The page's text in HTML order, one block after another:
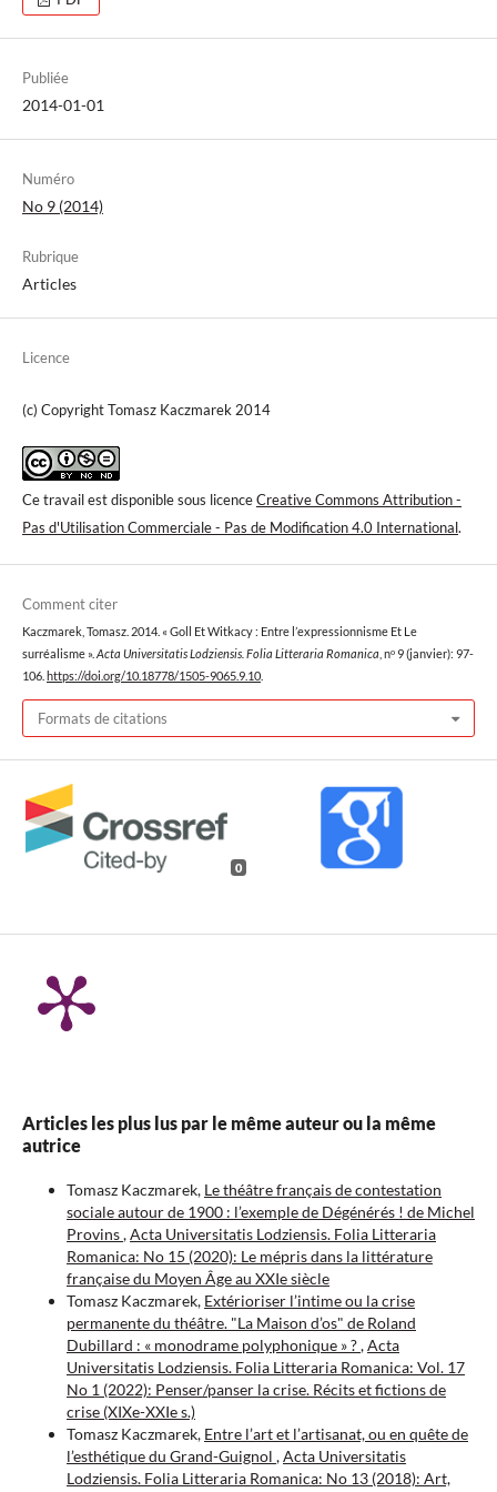
Publiée
2014-01-01
Numéro
No 9 (2014)
Rubrique
Articles
Licence
(c) Copyright Tomasz Kaczmarek 2014
Ce travail est disponible sous licenceCreative Commons Attribution -
Pas d'Utilisation Commerciale - Pas de Modification 4.0 International.
Comment citer
Kaczmarek, Tomasz. 2014. « Goll Et Witkacy : Entre l’expressionnisme Et Le
surréalisme ». Acta Universitatis Lodziensis. Folia Litteraria Romanica , nᵒ 9 (janvier): 97-
106. https://doi.org/10.18778/1505-9065.9.10
Formats de citations
0
Articles les plus lus par le même auteur ou la même
autrice
Tomasz Kaczmarek, Le théâtre français de contestation
sociale autour de 1900 : l’exemple de Dégénérés ! de Michel
Provins,Acta Universitatis Lodziensis. Folia Litteraria
Romanica: No 15 (2020): Le mépris dans la littérature
française du Moyen Âge au XXIe siècle
Tomasz Kaczmarek, Extérioriser l’intime ou la crise
permanente du théâtre. "La Maison d’os" de Roland
Dubillard : « monodrame polyphonique » ?,Acta
Universitatis Lodziensis. Folia Litteraria Romanica: Vol. 17
No 1 (2022): Penser/panser la crise. Récits et fictions de
crise (XIXe-XXIe s.)
Tomasz Kaczmarek, Entre l’art et l’artisanat, ou en quête de
l’esthétique du Grand-Guignol ,Acta Universitatis
Lodziensis. Folia Litteraria Romanica: No 13 (2018): Art,